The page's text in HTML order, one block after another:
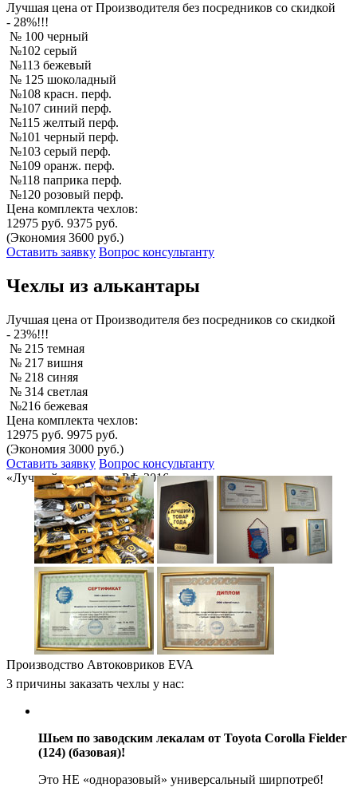
Лучшая цена от Производителя без посредников со скидкой
- 28%!!!
№ 100 черный
№102 серый
№113 бежевый
№ 125 шоколадный
№108 красн. перф.
№107 синий перф.
№115 желтый перф.
№101 черный перф.
№103 серый перф.
№109 оранж. перф.
№118 паприка перф.
№120 розовый перф.
Цена комплекта чехлов:
12975 руб. 9375 руб.
(Экономия 3600 руб.)
Оставить заявку Вопрос консультанту
Чехлы из алькантары
Лучшая цена от Производителя без посредников со скидкой
- 23%!!!
№ 215 темная
№ 217 вишня
№ 218 синяя
№ 314 светлая
№216 бежевая
Цена комплекта чехлов:
12975 руб. 9975 руб.
(Экономия 3000 руб.)
Оставить заявку Вопрос консультанту
«Лучший товар года РФ-2016»
Производство Автоковриков EVA
3 причины заказать чехлы у нас:
Шьем по заводским лекалам от Toyota Corolla Fielder
(124) (базовая)!
Это НЕ «одноразовый» универсальный ширпотреб!